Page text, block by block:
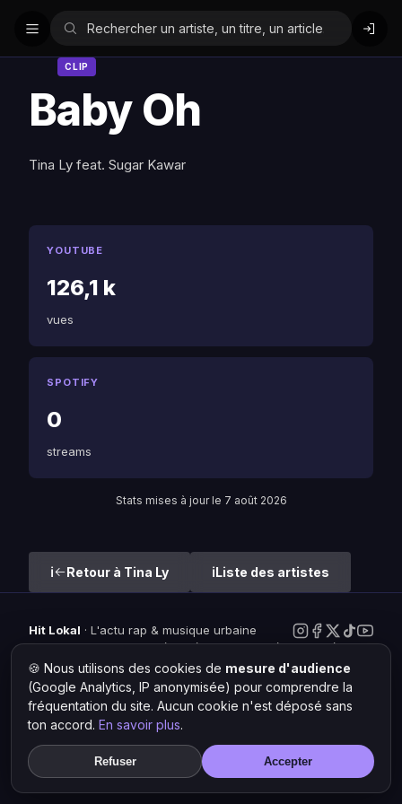
CLIP
Baby Oh
Tina Ly feat. Sugar Kawar
YOUTUBE
126,1 k
vues
SPOTIFY
0
streams
Stats mises à jour le 7 août 2026
Retour à Tina Ly Liste des artistes
Hit Lokal · L'actu rap & musique urbaine
© 2026 — Tous droits réservés ·Mentions légales·Gérer les
cookies
🍪 Nous utilisons des cookies de mesure d'audience
(Google Analytics, IP anonymisée) pour comprendre la
fréquentation du site. Aucun cookie n'est déposé sans
ton accord. En savoir plus.
Refuser Accepter